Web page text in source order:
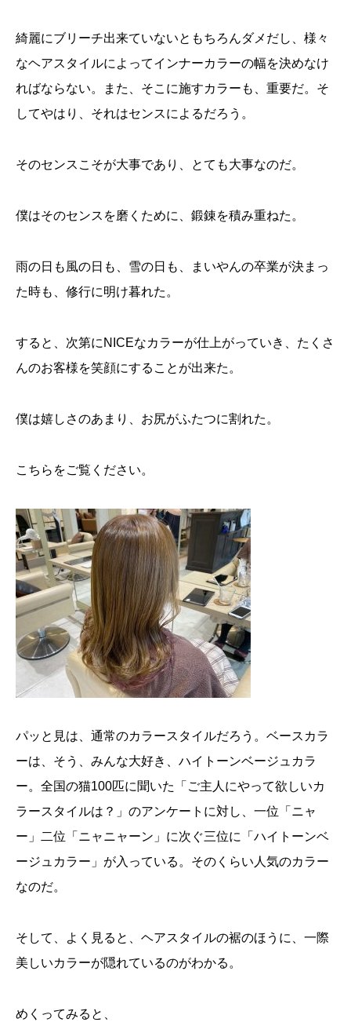
綺麗にブリーチ出来ていないともちろんダメだし、様々
なヘアスタイルによってインナーカラーの幅を決めなけ
ればならない。また、そこに施すカラーも、重要だ。そ
してやはり、それはセンスによるだろう。
そのセンスこそが大事であり、とても大事なのだ。
僕はそのセンスを磨くために、鍛錬を積み重ねた。
雨の日も風の日も、雪の日も、まいやんの卒業が決まっ
た時も、修行に明け暮れた。
すると、次第にNICEなカラーが仕上がっていき、たくさ
んのお客様を笑顔にすることが出来た。
僕は嬉しさのあまり、お尻がふたつに割れた。
こちらをご覧ください。
パッと見は、通常のカラースタイルだろう。ベースカラ
ーは、そう、みんな大好き、ハイトーンベージュカラ
ー。全国の猫100匹に聞いた「ご主人にやって欲しいカ
ラースタイルは？」のアンケートに対し、一位「ニャ
ー」二位「ニャニャーン」に次ぐ三位に「ハイトーンベ
ージュカラー」が入っている。そのくらい人気のカラー
なのだ。
そして、よく見ると、ヘアスタイルの裾のほうに、一際
美しいカラーが隠れているのがわかる。
めくってみると、